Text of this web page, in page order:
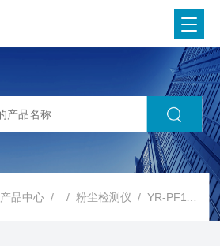
产品中心 / /粉尘检测仪 / YR-PF110粉尘浓度测量仪 面粉车间